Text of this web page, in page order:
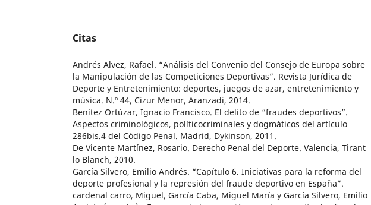
Citas
Andrés Alvez, Rafael. “Análisis del Convenio del Consejo de Europa sobre
la Manipulación de las Competiciones Deportivas”. Revista Jurídica de
Deporte y Entretenimiento: deportes, juegos de azar, entretenimiento y
música. N.º 44, Cizur Menor, Aranzadi, 2014.
Benítez Ortúzar, Ignacio Francisco. El delito de “fraudes deportivos”.
Aspectos criminológicos, políticocriminales y dogmáticos del artículo
286bis.4 del Código Penal. Madrid, Dykinson, 2011.
De Vicente Martínez, Rosario. Derecho Penal del Deporte. Valencia, Tirant
lo Blanch, 2010.
García Silvero, Emilio Andrés. “Capítulo 6. Iniciativas para la reforma del
deporte profesional y la represión del fraude deportivo en España”.
cardenal carro, Miguel, García Caba, Miguel María y García Silvero, Emilio